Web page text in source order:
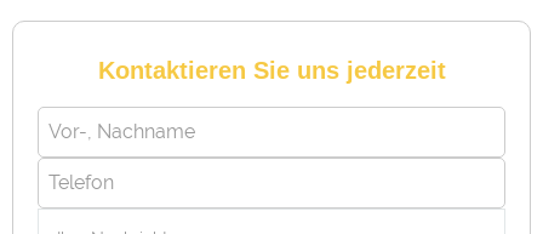
M Michael B. aus Bassersdorf
Ich musste wegen eines abgebrochenen Schlüssels den
Kontaktieren Sie uns jederzeit